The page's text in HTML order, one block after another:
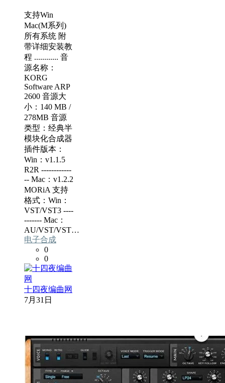
支持Win
Mac(M系列)
所有系统 附
带详细安装教
程 ............ 音
源名称：
KORG
Software ARP
2600 音源大
小：140 MB /
278MB 音源
类型：经典半
模块化合成器
插件版本：
Win：v1.1.5
R2R ------------
-- Mac：v1.2.2
MORiA 支持
格式：Win：
VST/VST3 ----
------- Mac：
AU/VST/VST…
电子合成
0
0
十四夜编曲网
7月31日